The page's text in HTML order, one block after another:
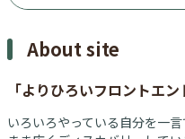
About site
「よりひろいフロントエ
いろいろやっている自分を一